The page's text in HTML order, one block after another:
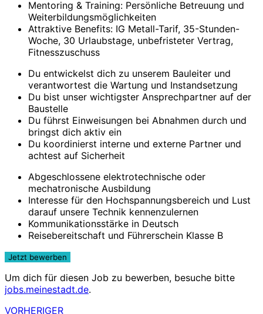
Mentoring & Training: Persönliche Betreuung und
Weiterbildungsmöglichkeiten
Attraktive Benefits: IG Metall-Tarif, 35-Stunden-
Woche, 30 Urlaubstage, unbefristeter Vertrag,
Fitnesszuschuss
Du entwickelst dich zu unserem Bauleiter und
verantwortest die Wartung und Instandsetzung
Du bist unser wichtigster Ansprechpartner auf der
Baustelle
Du führst Einweisungen bei Abnahmen durch und
bringst dich aktiv ein
Du koordinierst interne und externe Partner und
achtest auf Sicherheit
Abgeschlossene elektrotechnische oder
mechatronische Ausbildung
Interesse für den Hochspannungsbereich und Lust
darauf unsere Technik kennenzulernen
Kommunikationsstärke in Deutsch
Reisebereitschaft und Führerschein Klasse B
Um dich für diesen Job zu bewerben, besuche bitte
jobs.meinestadt.de.
VORHERIGER